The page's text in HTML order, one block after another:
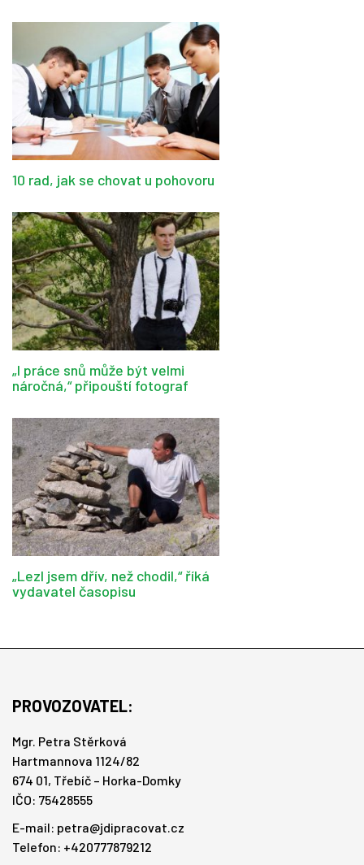
10 rad, jak se chovat u pohovoru
„I práce snů může být velmi
náročná,“ připouští fotograf
„Lezl jsem dřív, než chodil,“ říká
vydavatel časopisu
PROVOZOVATEL:
Mgr. Petra Stěrková
Hartmannova 1124/82
674 01, Třebíč – Horka-Domky
IČO: 75428555
E-mail: petra@jdipracovat.cz
Telefon: +420777879212